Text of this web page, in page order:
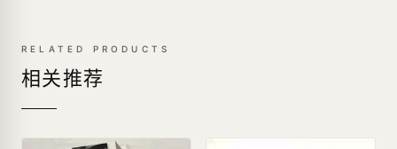
RELATED PRODUCTS
相关推荐